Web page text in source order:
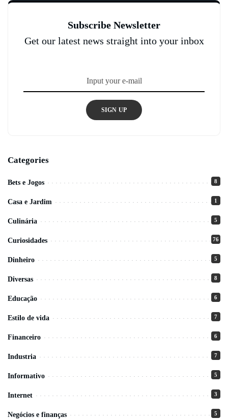
Subscribe Newsletter
Get our latest news straight into your inbox
SIGN UP
Categories
Bets e Jogos 8
Casa e Jardim 1
Culinária 5
Curiosidades 76
Dinheiro 5
Diversas 8
Educação 6
Estilo de vida 7
Financeiro 6
Industria 7
Informativo 5
Internet 3
Negócios e finanças 5